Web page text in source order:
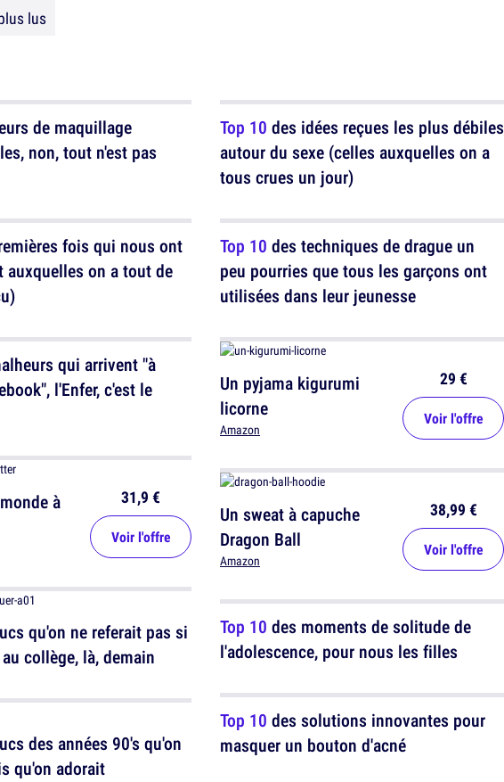
lus
de maquillage
non, tout n'est pas
fois qui nous ont
on a tout de
qui arrivent "à
l'Enfer, c'est le
à
31,9 €
Voir l'offre
qu'on ne referait pas si
collège, là, demain
des années 90's qu'on
qu'on adorait
Top 10 des idées reçues les plus débiles
autour du sexe (celles auxquelles on a
tous crues un jour)
Top 10 des techniques de drague un
peu pourries que tous les garçons ont
utilisées dans leur jeunesse
Un pyjama kigurumi
licorne
Amazon
29 €
Voir l'offre
Un sweat à capuche
Dragon Ball
Amazon
38,99 €
Voir l'offre
Top 10 des moments de solitude de
l'adolescence, pour nous les filles
Top 10 des solutions innovantes pour
masquer un bouton d'acné